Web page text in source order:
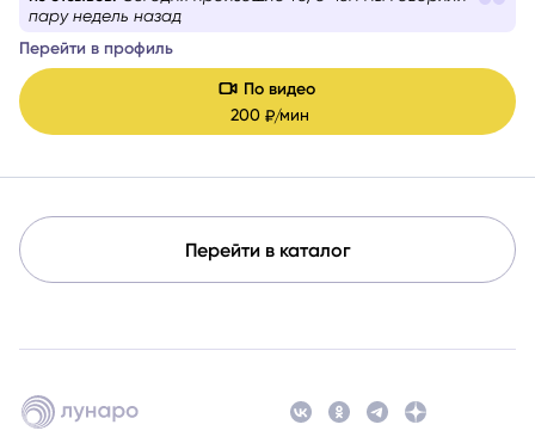
безопасно и с максимальной пользой для вас.
пару недель назад
Перейти в профиль
По видео
200 ₽/мин
Перейти в каталог